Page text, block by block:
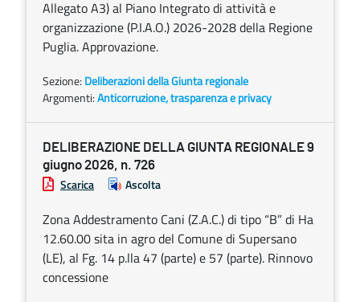
Allegato A3) al Piano Integrato di attività e
organizzazione (P.I.A.O.) 2026-2028 della Regione
Puglia. Approvazione.
Sezione: Deliberazioni della Giunta regionale
Argomenti:Anticorruzione, trasparenza e privacy
DELIBERAZIONE DELLA GIUNTA REGIONALE 9
giugno 2026, n. 726
Scarica Ascolta
Zona Addestramento Cani (Z.A.C.) di tipo “B” di Ha
12.60.00 sita in agro del Comune di Supersano
(LE), al Fg. 14 p.lla 47 (parte) e 57 (parte). Rinnovo
concessione